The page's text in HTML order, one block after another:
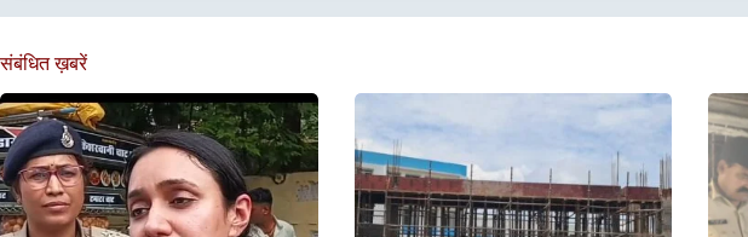
संबंधित ख़बरें